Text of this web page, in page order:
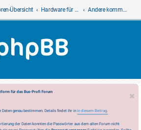
Übersicht Hardware für LCN Andere kommerzielle Fremdanbieter
für das Bus-Profi Forum
genau bestimmen. Details findet ihr in in diesem Beitrag.
der Daten konnten die Passwörter aus dem alten Forum nicht